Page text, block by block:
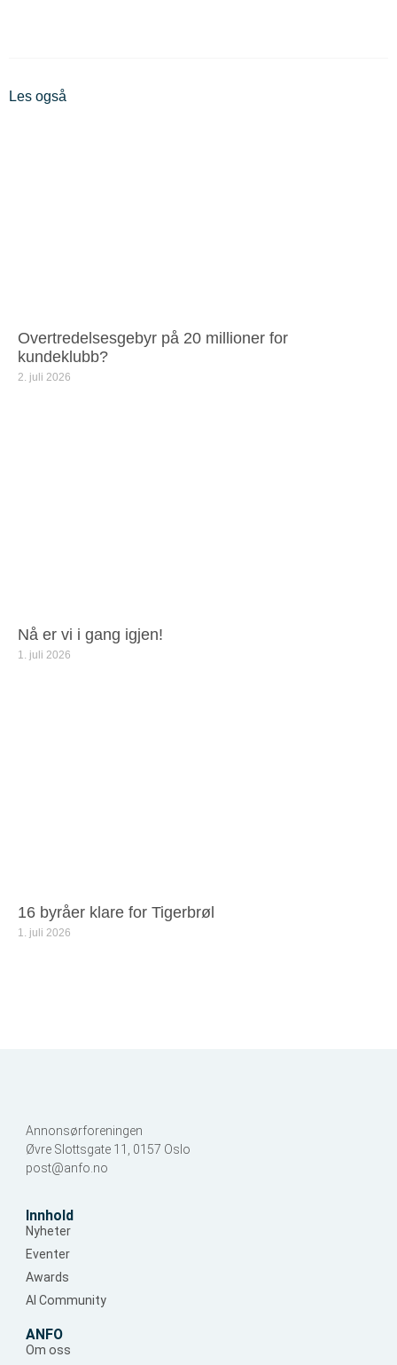
Les også
Overtredelsesgebyr på 20 millioner for
kundeklubb?
2. juli 2026
Nå er vi i gang igjen!
1. juli 2026
16 byråer klare for Tigerbrøl
1. juli 2026
Annonsørforeningen
Øvre Slottsgate 11, 0157 Oslo
post@anfo.no
Innhold
Nyheter
Eventer
Awards
AI Community
ANFO
Om oss